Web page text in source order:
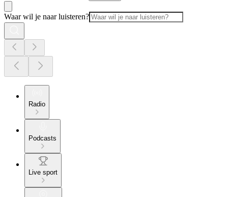
Waar wil je naar luisteren?
Radio
Podcasts
Live sport